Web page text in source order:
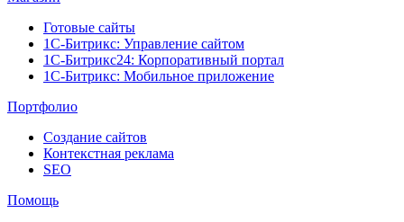
Готовые сайты
1С-Битрикс: Управление сайтом
1С-Битрикс24: Корпоративный портал
1С-Битрикс: Мобильное приложение
Портфолио
Создание сайтов
Контекстная реклама
SEO
Помощь